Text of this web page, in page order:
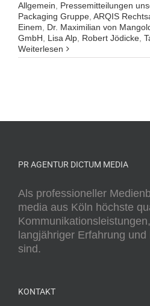
Allgemein
Pressemitteilungen
Packaging Gruppe ARQIS
Einem
Dr. Maximilian von
GmbH
Lisa Alp Robert Jödicke
Weiterlesen
PR AGENTUR DICTUM MEDIA
Als professioneller
media aus Köln höchste
langjähriger Erfahrung
sind.
KONTAKT